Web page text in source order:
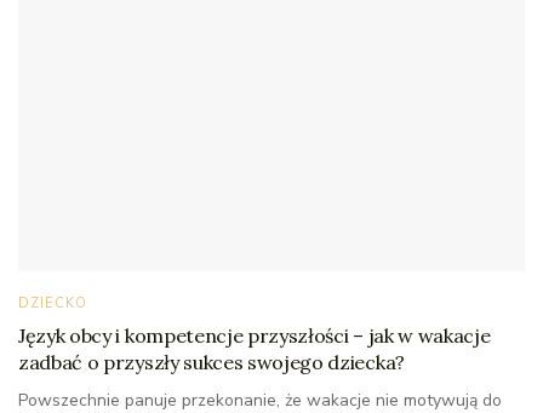
DZIECKO
Język obcy i kompetencje przyszłości – jak w wakacje
zadbać o przyszły sukces swojego dziecka?
Powszechnie panuje przekonanie, że wakacje nie motywują do